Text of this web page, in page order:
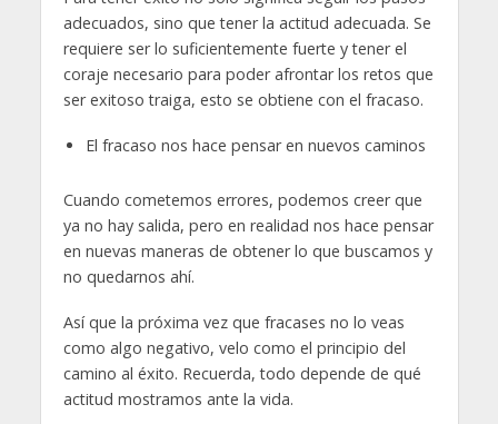
adecuados, sino que tener la actitud adecuada. Se
requiere ser lo suficientemente fuerte y tener el
coraje necesario para poder afrontar los retos que
ser exitoso traiga, esto se obtiene con el fracaso.
El fracaso nos hace pensar en nuevos caminos
Cuando cometemos errores, podemos creer que
ya no hay salida, pero en realidad nos hace pensar
en nuevas maneras de obtener lo que buscamos y
no quedarnos ahí.
Así que la próxima vez que fracases no lo veas
como algo negativo, velo como el principio del
camino al éxito. Recuerda, todo depende de qué
actitud mostramos ante la vida.